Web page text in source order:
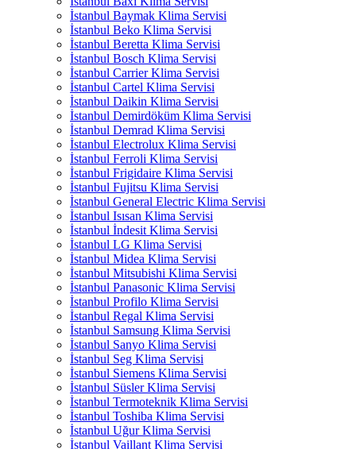
İstanbul Baymak Klima Servisi
İstanbul Beko Klima Servisi
İstanbul Beretta Klima Servisi
İstanbul Bosch Klima Servisi
İstanbul Carrier Klima Servisi
İstanbul Cartel Klima Servisi
İstanbul Daikin Klima Servisi
İstanbul Demirdöküm Klima Servisi
İstanbul Demrad Klima Servisi
İstanbul Electrolux Klima Servisi
İstanbul Ferroli Klima Servisi
İstanbul Frigidaire Klima Servisi
İstanbul Fujitsu Klima Servisi
İstanbul General Electric Klima Servisi
İstanbul Isısan Klima Servisi
İstanbul İndesit Klima Servisi
İstanbul LG Klima Servisi
İstanbul Midea Klima Servisi
İstanbul Mitsubishi Klima Servisi
İstanbul Panasonic Klima Servisi
İstanbul Profilo Klima Servisi
İstanbul Regal Klima Servisi
İstanbul Samsung Klima Servisi
İstanbul Sanyo Klima Servisi
İstanbul Seg Klima Servisi
İstanbul Siemens Klima Servisi
İstanbul Süsler Klima Servisi
İstanbul Termoteknik Klima Servisi
İstanbul Toshiba Klima Servisi
İstanbul Uğur Klima Servisi
İstanbul Vaillant Klima Servisi